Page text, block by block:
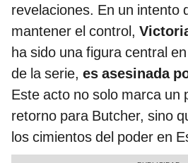
revelaciones. En un intento
mantener el control,
ha sido una figura central
de la serie, es asesinada
Este acto no solo marca un
retorno para Butcher, sino
los cimientos del poder en